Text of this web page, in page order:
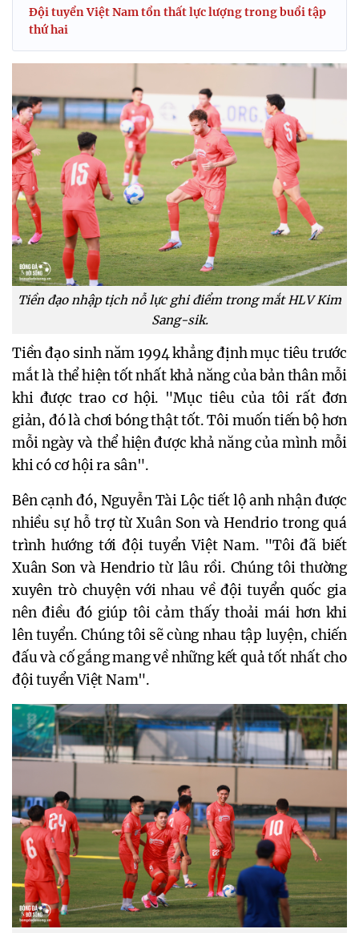
Đội tuyển Việt Nam tổn thất lực lượng trong buổi tập
thứ hai
Tiền đạo nhập tịch nỗ lực ghi điểm trong mắt HLV Kim
Sang-sik.
Tiền đạo sinh năm 1994 khẳng định mục tiêu trước
mắt là thể hiện tốt nhất khả năng của bản thân mỗi
khi được trao cơ hội. "Mục tiêu của tôi rất đơn
giản, đó là chơi bóng thật tốt. Tôi muốn tiến bộ hơn
mỗi ngày và thể hiện được khả năng của mình mỗi
khi có cơ hội ra sân".
Bên cạnh đó, Nguyễn Tài Lộc tiết lộ anh nhận được
nhiều sự hỗ trợ từ Xuân Son và Hendrio trong quá
trình hướng tới đội tuyển Việt Nam. "Tôi đã biết
Xuân Son và Hendrio từ lâu rồi. Chúng tôi thường
xuyên trò chuyện với nhau về đội tuyển quốc gia
nên điều đó giúp tôi cảm thấy thoải mái hơn khi
lên tuyển. Chúng tôi sẽ cùng nhau tập luyện, chiến
đấu và cố gắng mang về những kết quả tốt nhất cho
đội tuyển Việt Nam".